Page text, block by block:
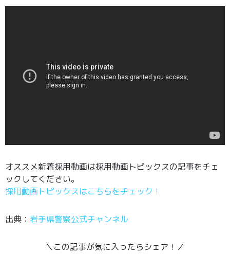
オススメ新着採用動画は採用動画トピックスの記事をチェ
ックしてください。
採用動画トピックスはこちらをチェック！
出典： 岩手県警察公式チャンネル
＼この記事が気に入ったらシェア！／